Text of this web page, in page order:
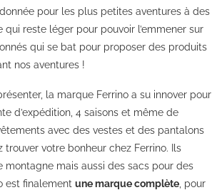
pour les plus petites aventures à des
qui reste léger pour pouvoir l’emmener sur
qui se bat pour proposer des produits
nos aventures !
la marque Ferrino a su innover pour
d’expédition, 4 saisons et même de
avec des vestes et des pantalons
votre bonheur chez Ferrino. Ils
montagne mais aussi des sacs pour des
est finalement une marque complète , pour